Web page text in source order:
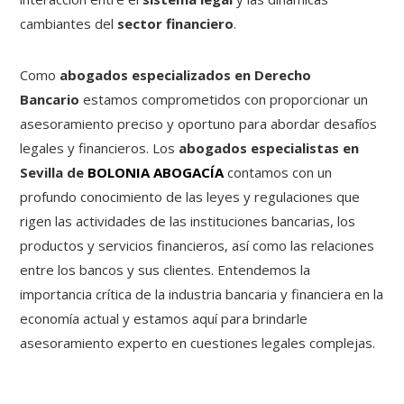
cambiantes del sector financiero.
Como abogados especializados en Derecho
Bancario estamos comprometidos con proporcionar un
asesoramiento preciso y oportuno para abordar desafíos
legales y financieros. Los abogados especialistas en
Sevilla de BOLONIA ABOGACÍAcontamos con un
profundo conocimiento de las leyes y regulaciones que
rigen las actividades de las instituciones bancarias, los
productos y servicios financieros, así como las relaciones
entre los bancos y sus clientes. Entendemos la
importancia crítica de la industria bancaria y financiera en la
economía actual y estamos aquí para brindarle
asesoramiento experto en cuestiones legales complejas.